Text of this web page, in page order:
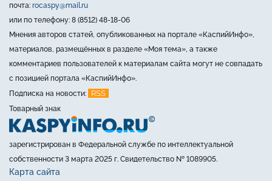
почта: rocaspy@mail.ru
или по телефону: 8 (8512) 48-18-06
Мнения авторов статей, опубликованных на портале «КаспийИнфо»,
материалов, размещённых в разделе «Моя тема», а также
комментариев пользователей к материалам сайта могут не совпадать
с позицией портала «КаспийИнфо».
Подписка на новости:
RSS
Товарный знак
зарегистрирован в Федеральной службе по интеллектуальной
собственности 3 марта 2025 г. Свидетельство № 1089905.
Карта сайта